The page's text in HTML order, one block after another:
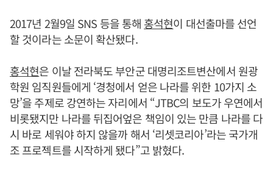
2017년 2월9일 SNS 등을 통해 홍석현이 대선출마를 선언
할 것이라는 소문이 확산됐다.
홍석현은 이날 전라북도 부안군 대명리조트변산에서 원광
학원 임직원들에게 ‘경청에서 얻은 나라를 위한 10가지 소
망’을 주제로 강연하는 자리에서 “JTBC의 보도가 우연에서
비롯됐지만 나라를 뒤집어엎은 책임이 있는 만큼 나라를 다
시 바로 세워야 하지 않을까 해서 ‘리셋코리아’라는 국가개
조 프로젝트를 시작하게 됐다”고 밝혔다.